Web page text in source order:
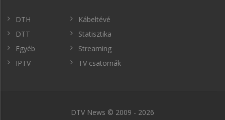
DTH
DTT
Egyéb
IPTV
Kábeltévé
Statisztika
Streaming
TV csatornák
DTV News © 2009 - 2026